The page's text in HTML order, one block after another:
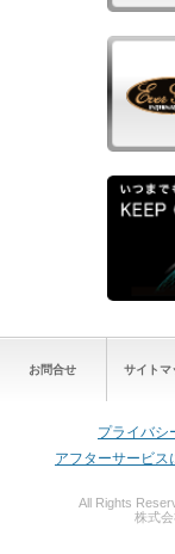
お問合せ サイトマ
プライバシ
アフターサービス
All Rights
株式